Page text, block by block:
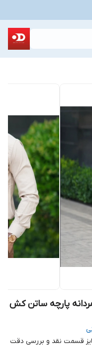
پارچه ساتن کش
قسمت نقد و بررسی دقت